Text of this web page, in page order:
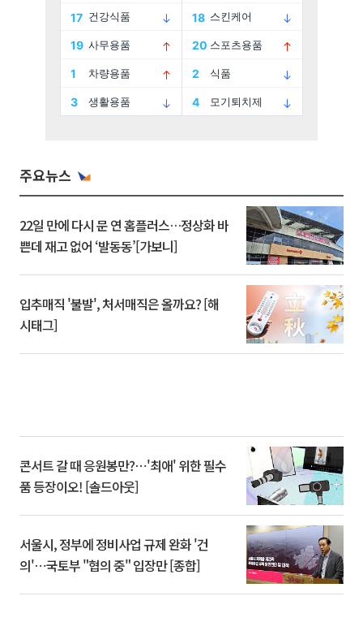
주요뉴스
22일 만에 다시 문 연 홈플러스…정상화 바
쁜데 재고 없어 ‘발동동’[가보니]
입추매직 '불발', 처서매직은 올까요? [해
시태그]
콘서트 갈 때 응원봉만?⋯'최애' 위한 필수
품 등장이오! [솔드아웃]
서울시, 정부에 정비사업 규제 완화 '건
의'⋯국토부 "협의 중" 입장만 [종합]